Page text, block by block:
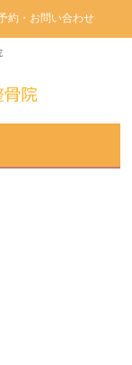
約・お問い合わせ